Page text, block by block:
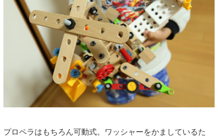
プロペラはもちろん可動式。ワッシャーをかましているた